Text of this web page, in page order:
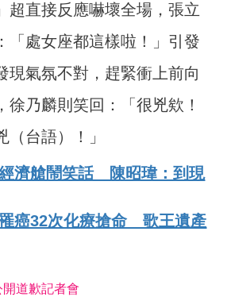
超直接反應嚇壞全場，張立
「處女座都這樣啦！」引發
現氣氛不對，趕緊衝上前向
徐乃麟則笑回：「很兇欸！
（台語）！」
濟艙鬧笑話 陳昭瑋：到現
癌32次化療搶命 歌王遺產
道歉記者會